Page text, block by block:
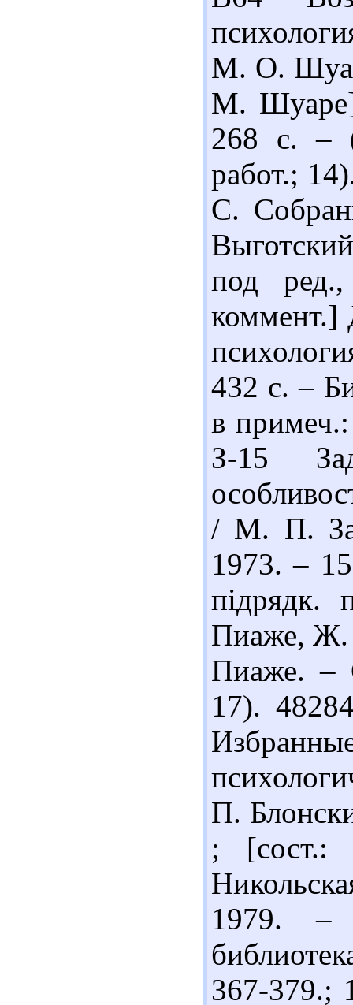
М. О.
М.
268 с. –
работ.;
С.
под
коммент.]
432 с. –
в
З-15
/ М. П.
1973. –
Пиаже, Ж.
Пиаже. –
17).
П.
;
1979. –
367-379.;